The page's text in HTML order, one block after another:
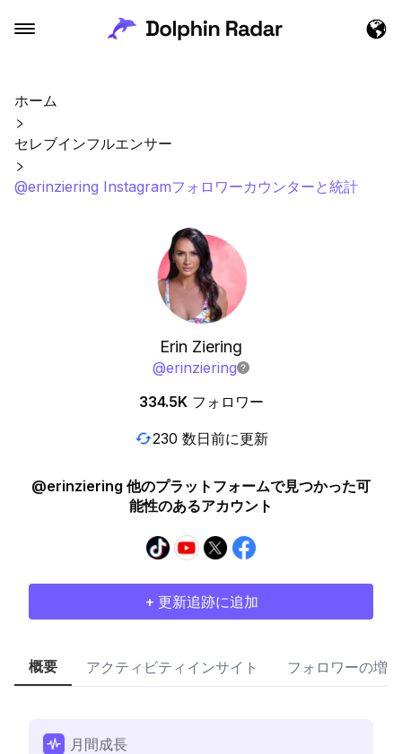
ホーム
セレブインフルエンサー
@erinziering Instagramフォロワーカウンターと統計
Erin Ziering
@erinziering
334.5K フォロワー
230 数日前に更新
@erinziering 他のプラットフォームで見つかった可
能性のあるアカウント
+ 更新追跡に追加
概要 アクティビティインサイト フォロワーの増加
月間成長